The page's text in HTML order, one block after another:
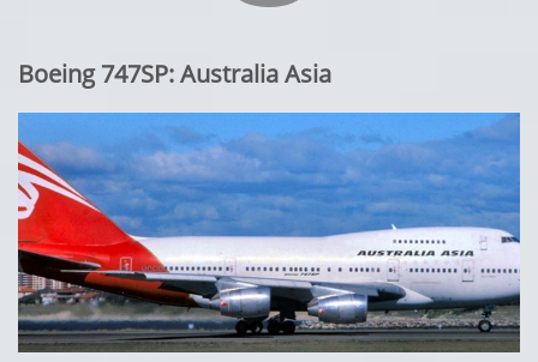
Boeing 747SP: Australia Asia